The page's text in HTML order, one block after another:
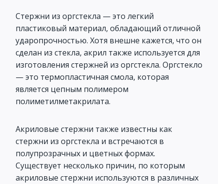
Стержни из оргстекла — это легкий
пластиковый материал, обладающий отличной
ударопрочностью. Хотя внешне кажется, что он
сделан из стекла, акрил также используется для
изготовления стержней из оргстекла. Оргстекло
— это термопластичная смола, которая
является цепным полимером
полиметилметакрилата.
Акриловые стержни также известны как
стержни из оргстекла и встречаются в
полупрозрачных и цветных формах.
Существует несколько причин, по которым
акриловые стержни используются в различных